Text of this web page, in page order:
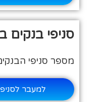
סניפי בנקים
מספר סניפי הבנקים
למעבר